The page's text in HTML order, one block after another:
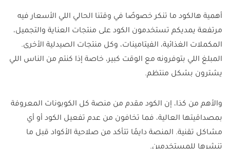
أهمية هالكود ما تنكر خصوصًا في وقتنا الحالي اللي الأسعار فيه
مرتفعة يمديكم تستخدمون الكود على منتجات العناية والتجميل،
المكملات الغذائية، الفيتامينات، وكل منتجات الصيدلية الأخرى.
المبلغ اللي بتوفرونه مع الوقت كبير، خاصة إذا كنتم من الناس اللي
يشترون بشكل منتظم.
والأهم من كذا، إن الكود مقدم من منصة كل الكوبونات المعروفة
بمصداقيتها العالية، فما تخافون من عدم تفعيل الكود أو أي
مشاكل تقنية. المنصة دايمًا تتأكد من صلاحية الأكواد قبل ما